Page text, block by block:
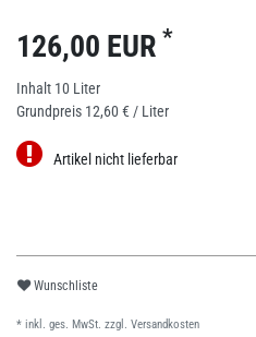
126,00 EUR *
Inhalt 10 Liter
Grundpreis 12,60 € / Liter
Artikel nicht lieferbar
Wunschliste
* inkl. ges. MwSt. zzgl. Versandkosten